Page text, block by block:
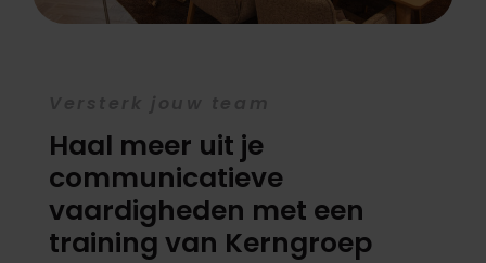
Haal meer uit je
communicatieve
vaardigheden met een
training van Kerngroep